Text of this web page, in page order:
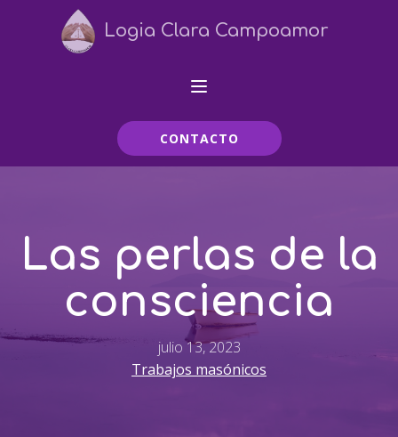
Logia Clara Campoamor
CONTACTO
Las perlas de la
consciencia
julio 13, 2023
Trabajos masónicos